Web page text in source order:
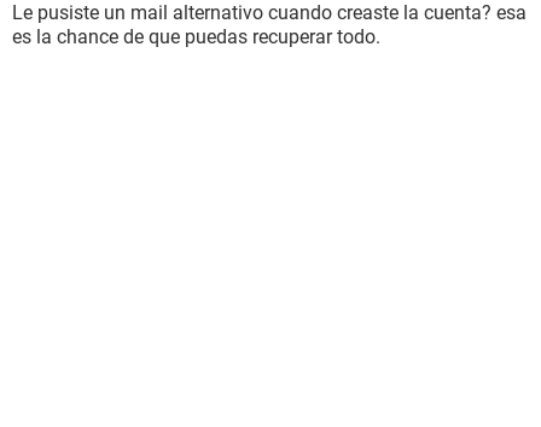
Le pusiste un mail alternativo cuando creaste la cuenta? esa
es la chance de que puedas recuperar todo.